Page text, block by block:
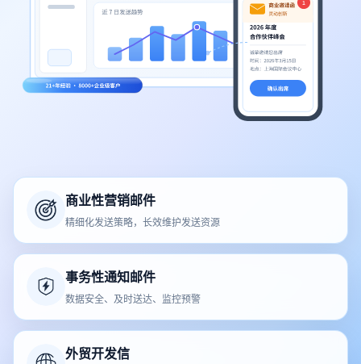
商业性营销邮件
精细化发送策略，长效维护发送资源
事务性通知邮件
数据安全、及时送达、监控预警
外贸开发信